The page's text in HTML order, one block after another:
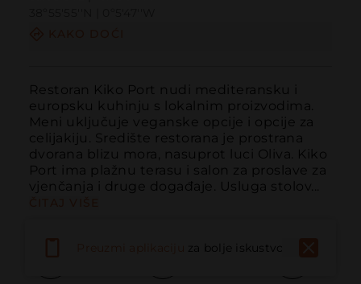
Restoran Kiko Port nudi mediteransku i
europsku kuhinju s lokalnim proizvodima.
Meni uključuje veganske opcije i opcije za
celijakiju. Središte restorana je prostrana
dvorana blizu mora, nasuprot luci Oliva. Kiko
Port ima plažnu terasu i salon za proslave za
vjenčanja i druge događaje. Usluga stolov...
za bolje iskustvo